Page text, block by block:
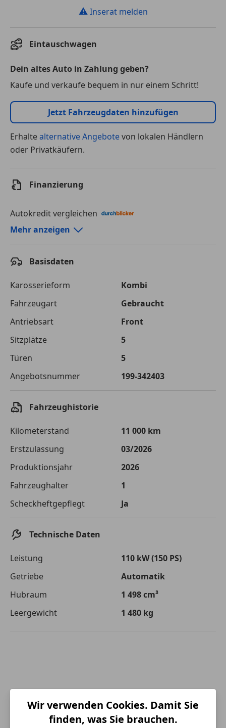
⚠ Inserat melden
Eintauschwagen
Dein altes Auto in Zahlung geben?
Kaufe und verkaufe bequem in nur einem Schritt!
Jetzt Fahrzeugdaten hinzufügen
Erhaltealternative Angebotevon lokalen Händlern
oder Privatkäufern.
Finanzierung
Autokredit vergleichen
Autokredit-Rechner von durchblicker.at
Laufzeit
120 Monate
Kreditbetrag
€ 40 400,-
Zu zahlender
Gesamtbetrag
€ 56 916,-
Einberechnete Gebühren
€ 0,-
Monatliche Rate € 474,30
von der von Ihnen gewählten Bank. Rückzahlungszeitraum 1-10
Mehr anzeigen
Basisdaten
Karosserieform
Kombi
Fahrzeugart
Gebraucht
Antriebsart
Front
Sitzplätze
5
Türen
5
Angebotsnummer
199-342403
Fahrzeughistorie
Kilometerstand
11 000 km
Erstzulassung
03/2026
Produktionsjahr
2026
Fahrzeughalter
1
Scheckheftgepflegt
Ja
Technische Daten
Leistung
110 kW (150 PS)
Getriebe
Automatik
Hubraum
1 498 cm³
Leergewicht
1 480 kg
Wir verwenden Cookies. Damit Sie
finden, was Sie brauchen.